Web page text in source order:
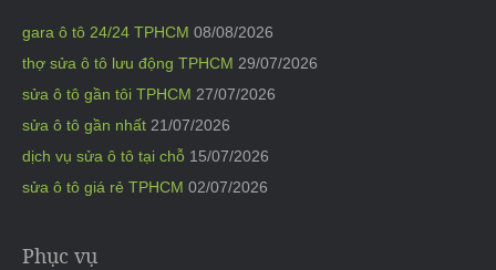
gara ô tô 24/24 TPHCM 08/08/2026
thợ sửa ô tô lưu động TPHCM 29/07/2026
sửa ô tô gần tôi TPHCM 27/07/2026
sửa ô tô gần nhất 21/07/2026
dịch vụ sửa ô tô tại chỗ 15/07/2026
sửa ô tô giá rẻ TPHCM 02/07/2026
Phục vụ